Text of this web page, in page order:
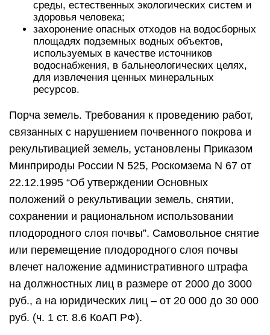
“Ревизии и проверки
финансово-хозяйственной
деятельности государственных
Объекты проверок
Организация контроля за охраной и
использованием земель в РФ предусматривает
проверку:
земельных участков,
земли как природного объекта и ресурса.